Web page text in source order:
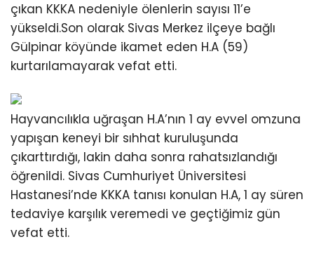
çıkan KKKA nedeniyle ölenlerin sayısı 11’e
yükseldi.Son olarak Sivas Merkez ilçeye bağlı
Gülpinar köyünde ikamet eden H.A (59)
kurtarılamayarak vefat etti.
Hayvancılıkla uğraşan H.A’nın 1 ay evvel omzuna
yapışan keneyi bir sıhhat kuruluşunda
çıkarttırdığı, lakin daha sonra rahatsızlandığı
öğrenildi. Sivas Cumhuriyet Üniversitesi
Hastanesi’nde KKKA tanısı konulan H.A, 1 ay süren
tedaviye karşılık veremedi ve geçtiğimiz gün
vefat etti.